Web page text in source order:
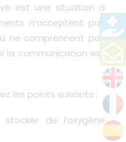
est une situation à
n’acceptent pas
ne comprennent pas
la communication est
les points suivants :
de l’oxygène